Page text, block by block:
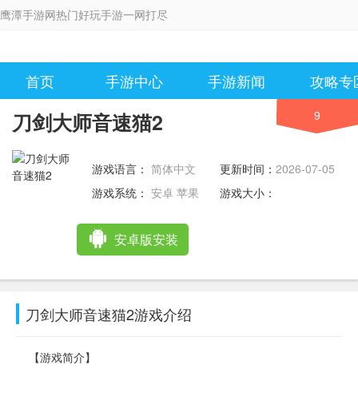
鹰潭手游网热门好玩手游一网打尽
首页 手游中心 手游新闻 攻略专
刀剑大师音速猫2 9
游戏语言： 简体中文 更新时间： 2026-07-05
10:45:13
游戏系统： 安卓 苹果 游戏大小：
安卓版安装
刀剑大师音速猫2游戏介绍
【游戏简介】